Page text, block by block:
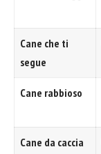
Cane che ti
segue
Cane rabbioso
Cane da caccia